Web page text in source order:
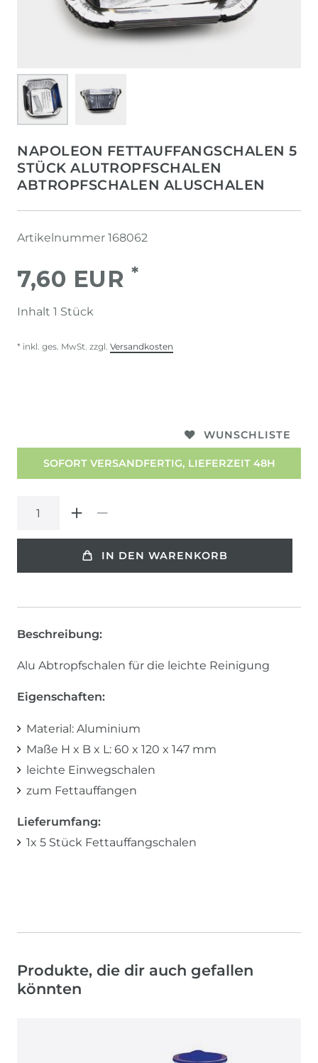
NAPOLEON FETTAUFFANGSCHALEN 5
STÜCK ALUTROPFSCHALEN
ABTROPFSCHALEN ALUSCHALEN
Artikelnummer 168062
7,60 EUR *
Inhalt 1 Stück
* inkl. ges. MwSt. zzgl. Versandkosten
WUNSCHLISTE
SOFORT VERSANDFERTIG, LIEFERZEIT 48H
IN DEN WARENKORB
Beschreibung:
Alu Abtropfschalen für die leichte Reinigung
Eigenschaften:
Material: Aluminium
Maße H x B x L: 60 x 120 x 147 mm
leichte Einwegschalen
zum Fettauffangen
Lieferumfang:
1x 5 Stück Fettauffangschalen
Produkte, die dir auch gefallen
könnten